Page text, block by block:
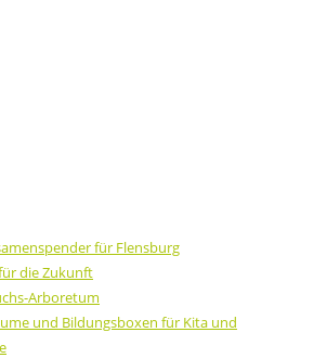
für Flensburg
die Zukunft
Arboretum
und Bildungsboxen für Kita und